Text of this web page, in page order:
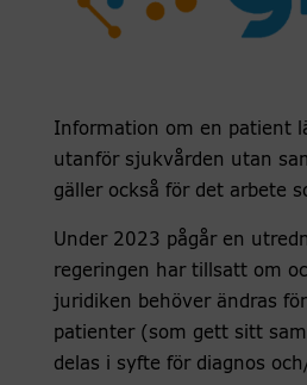
Information om en patient
utanför sjukvården utan
gäller också för det arbete
Under 2023 pågår en
regeringen har tillsatt om
juridiken behöver ändras
patienter (som gett sitt
delas i syfte för diagnos